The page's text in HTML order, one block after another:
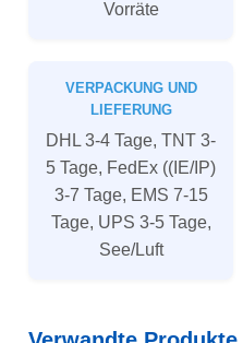
Vorräte
VERPACKUNG UND
LIEFERUNG
DHL 3-4 Tage, TNT 3-
5 Tage, FedEx ((IE/IP)
3-7 Tage, EMS 7-15
Tage, UPS 3-5 Tage,
See/Luft